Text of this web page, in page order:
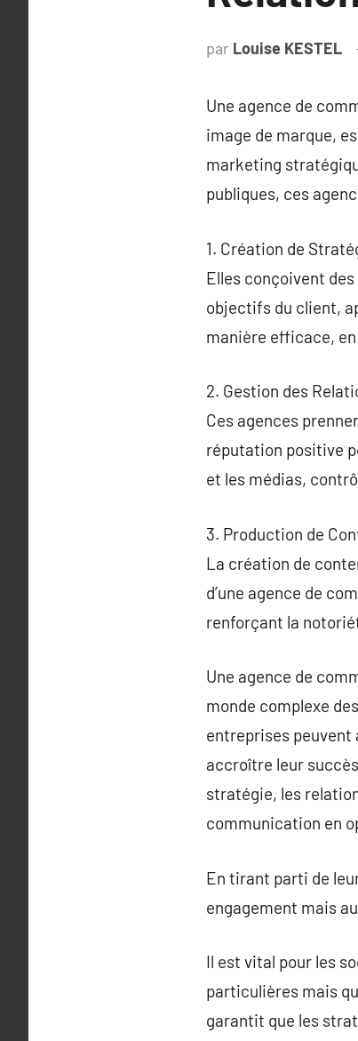
par Louise KESTEL
Une agence de
image de marque,
marketing
publiques, ces
1. Création de
Elles conçoivent
objectifs du client,
manière efficace,
2. Gestion des
Ces agences
réputation positive
et les médias,
3. Production de
La création de
d’une agence de
renforçant la
Une agence de
monde complexe
entreprises
accroître leur
stratégie, les
communication en
En tirant parti de
engagement mais
Il est vital pour les
particulières mais
garantit que les